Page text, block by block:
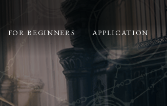
FOR BEGINNERS APPLICATION